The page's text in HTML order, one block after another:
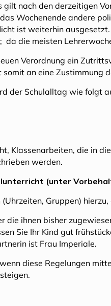
gilt nach den derzeitigen
Wochenende andere
ist weiterhin
da die meisten
Verordnung ein
an eine Zustimmung
der Schulalltag wie folgt
Klassenarbeiten, die in
werden.
(unter
Gruppen)
die ihnen bisher
Sie Ihr Kind gut
ist Frau Imperiale.
diese Regelungen